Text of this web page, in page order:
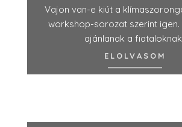
Vajon van-e kiút a
workshop-sorozat szerint igen.
ajánlanak a
ELOLVASOM